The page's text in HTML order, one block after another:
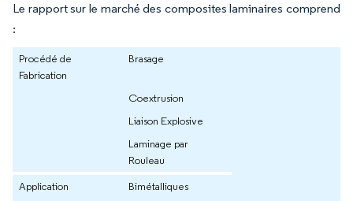
Le rapport sur le marché des composites laminaires comprend
:
Procédé de
Fabrication
Brasage
Coextrusion
Liaison Explosive
Laminage par
Rouleau
Application
Bimétalliques